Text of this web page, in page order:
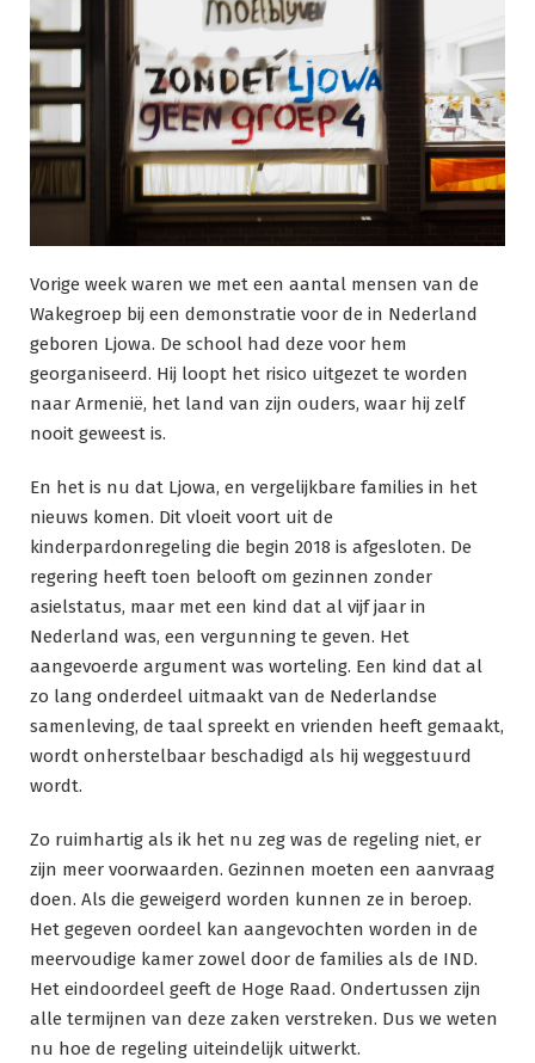
Vorige week waren we met een aantal mensen van de
Wakegroep bij een demonstratie voor de in Nederland
geboren Ljowa. De school had deze voor hem
georganiseerd. Hij loopt het risico uitgezet te worden
naar Armenië, het land van zijn ouders, waar hij zelf
nooit geweest is.
En het is nu dat Ljowa, en vergelijkbare families in het
nieuws komen. Dit vloeit voort uit de
kinderpardonregeling die begin 2018 is afgesloten. De
regering heeft toen belooft om gezinnen zonder
asielstatus, maar met een kind dat al vijf jaar in
Nederland was, een vergunning te geven. Het
aangevoerde argument was worteling. Een kind dat al
zo lang onderdeel uitmaakt van de Nederlandse
samenleving, de taal spreekt en vrienden heeft gemaakt,
wordt onherstelbaar beschadigd als hij weggestuurd
wordt.
Zo ruimhartig als ik het nu zeg was de regeling niet, er
zijn meer voorwaarden. Gezinnen moeten een aanvraag
doen. Als die geweigerd worden kunnen ze in beroep.
Het gegeven oordeel kan aangevochten worden in de
meervoudige kamer zowel door de families als de IND.
Het eindoordeel geeft de Hoge Raad. Ondertussen zijn
alle termijnen van deze zaken verstreken. Dus we weten
nu hoe de regeling uiteindelijk uitwerkt.